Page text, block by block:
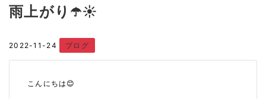
雨上がり☂️☀️
2022-11-24 ブログ
こんにちは😊